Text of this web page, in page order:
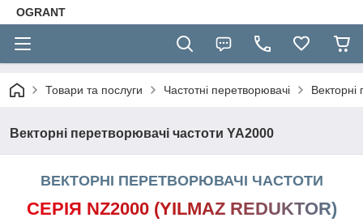
OGRANT
Товари та послуги Частотні перетворювачі Векторні
Векторні перетворювачі частоти YA2000
ВЕКТОРНІ ПЕРЕТВОРЮВАЧІ ЧАСТОТИ
СЕРІЯ NZ2000 (YILMAZ REDUKTOR)